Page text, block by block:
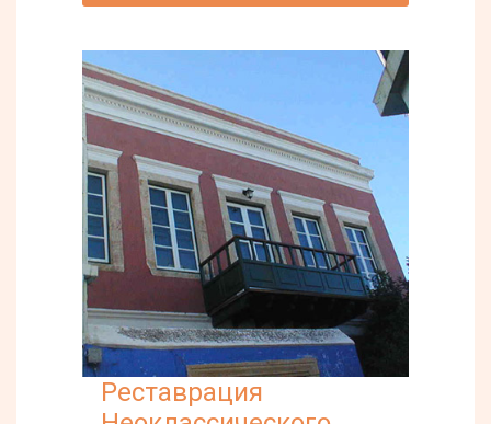
Реставрация